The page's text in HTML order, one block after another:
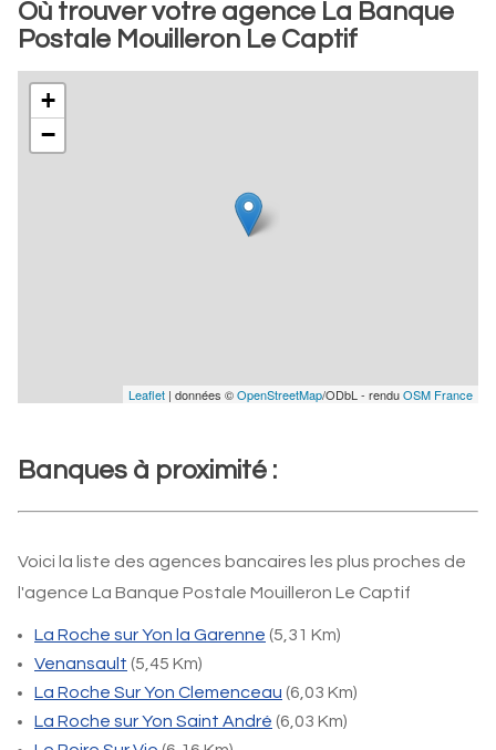
Où trouver votre agence La Banque
Postale Mouilleron Le Captif
+
−
Leaflet | données ©OpenStreetMap/ODbL - renduOSM France
Banques à proximité :
Voici la liste des agences bancaires les plus proches de
l'agence La Banque Postale Mouilleron Le Captif
La Roche sur Yon la Garenne (5,31 Km)
Venansault (5,45 Km)
La Roche Sur Yon Clemenceau (6,03 Km)
La Roche sur Yon Saint André (6,03 Km)